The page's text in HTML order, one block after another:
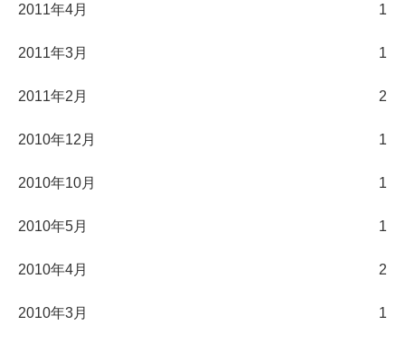
2011年4月 1
2011年3月 1
2011年2月 2
2010年12月 1
2010年10月 1
2010年5月 1
2010年4月 2
2010年3月 1